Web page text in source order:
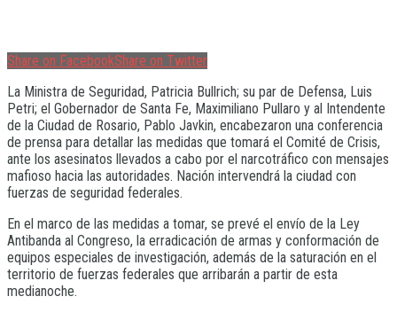
Share on FacebookShare on Twitter
La Ministra de Seguridad, Patricia Bullrich; su par de Defensa, Luis
Petri; el Gobernador de Santa Fe, Maximiliano Pullaro y al Intendente
de la Ciudad de Rosario, Pablo Javkin, encabezaron una conferencia
de prensa para detallar las medidas que tomará el Comité de Crisis,
ante los asesinatos llevados a cabo por el narcotráfico con mensajes
mafioso hacia las autoridades. Nación intervendrá la ciudad con
fuerzas de seguridad federales.
En el marco de las medidas a tomar, se prevé el envío de la Ley
Antibanda al Congreso, la erradicación de armas y conformación de
equipos especiales de investigación, además de la saturación en el
territorio de fuerzas federales que arribarán a partir de esta
medianoche.